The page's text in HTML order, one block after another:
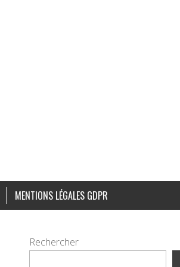
MENTIONS LÉGALES GDPR
Rechercher